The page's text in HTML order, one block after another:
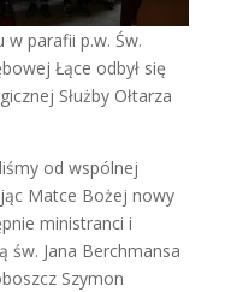
parafii p.w. Św.
Łące odbył się
Służby Ołtarza
od wspólnej
Matce Bożej nowy
ministranci i
św. Jana Berchmansa
Szymon